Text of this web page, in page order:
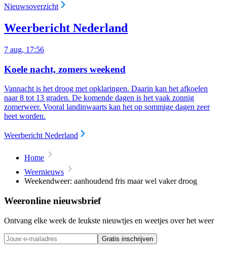
Nieuwsoverzicht
Weerbericht Nederland
7 aug, 17:56
Koele nacht, zomers weekend
Vannacht is het droog met opklaringen. Daarin kan het afkoelen
naar 8 tot 13 graden. De komende dagen is het vaak zonnig
zomerweer. Vooral landinwaarts kan het op sommige dagen zeer
heet worden.
Weerbericht Nederland
Home
Weernieuws
Weekendweer: aanhoudend fris maar wel vaker droog
Weeronline nieuwsbrief
Ontvang elke week de leukste nieuwtjes en weetjes over het weer
Gratis inschrijven